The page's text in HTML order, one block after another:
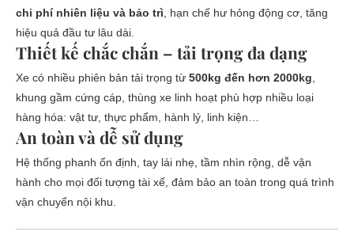
chi phí nhiên liệu và bảo trì , hạn chế hư hỏng động cơ, tăng
hiệu quả đầu tư lâu dài.
Thiết kế chắc chắn – tải trọng đa dạng
Xe có nhiều phiên bản tải trọng từ 500kg đến hơn 2000kg
khung gầm cứng cáp, thùng xe linh hoạt phù hợp nhiều loại
hàng hóa: vật tư, thực phẩm, hành lý, linh kiện…
An toàn và dễ sử dụng
Hệ thống phanh ổn định, tay lái nhẹ, tầm nhìn rộng, dễ vận
hành cho mọi đối tượng tài xế, đảm bảo an toàn trong quá trình
vận chuyển nội khu.